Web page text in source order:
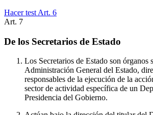
Hacer test Art. 6
Art. 7
De los Secretarios de Estado
Los Secretarios de Estado son órganos
Administración General del Estado,
responsables de la ejecución de la
sector de actividad específica de un
Presidencia del Gobierno.